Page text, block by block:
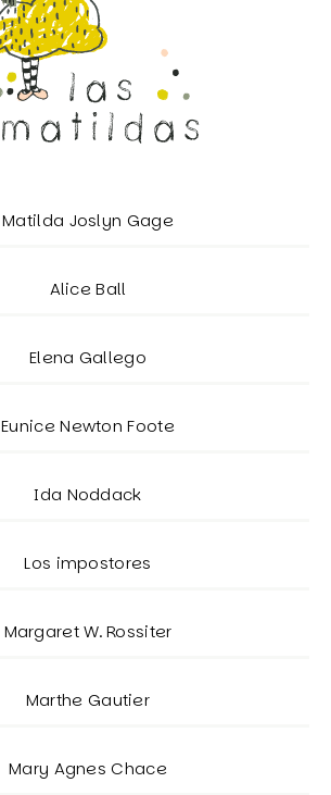
Matilda Joslyn Gage
Alice Ball
Elena Gallego
Eunice Newton Foote
Ida Noddack
Los impostores
Margaret W. Rossiter
Marthe Gautier
Mary Agnes Chace